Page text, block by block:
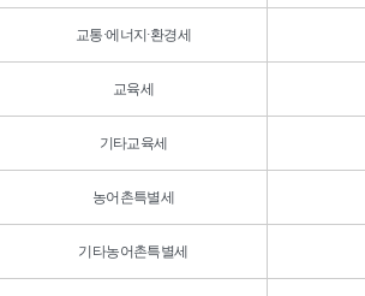
교통·에너지·환경세
교육세
기타교육세
농어촌특별세
기타농어촌특별세